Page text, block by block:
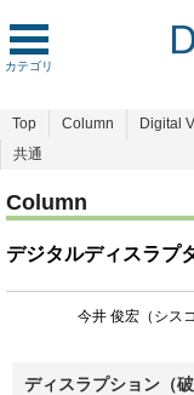
カテゴリ
Top Column
Digital
共通
Column
デジタルディスラプ
今井 俊宏（シス
ディスラプション（